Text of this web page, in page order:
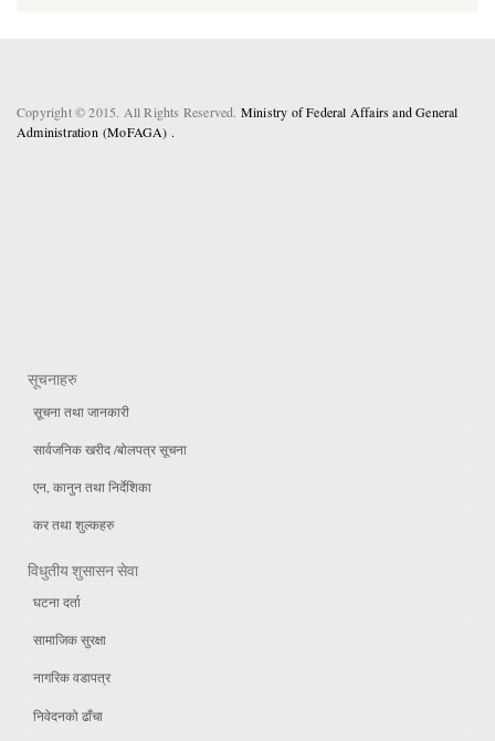
Copyright © 2015. All Rights Reserved. Ministry of Federal Affairs and General
Administration (MoFAGA) .
सूचनाहरु
सूचना तथा जानकारी
सार्वजनिक खरीद /बोलपत्र सूचना
एन, कानुन तथा निर्देशिका
कर तथा शुल्कहरु
विधुतीय शुसासन सेवा
घटना दर्ता
सामाजिक सुरक्षा
नागरिक वडापत्र
निवेदनको ढाँचा